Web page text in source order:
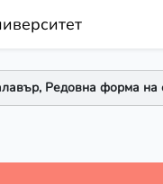
Редовна форма на